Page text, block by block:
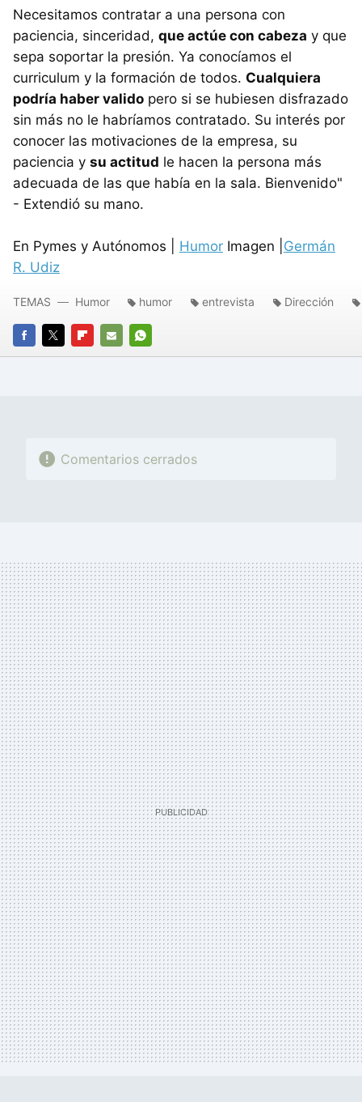
Necesitamos contratar a una persona con
paciencia, sinceridad, que actúe con cabeza y que
sepa soportar la presión. Ya conocíamos el
curriculum y la formación de todos. Cualquiera
podría haber valido pero si se hubiesen disfrazado
sin más no le habríamos contratado. Su interés por
conocer las motivaciones de la empresa, su
paciencia y su actitud le hacen la persona más
adecuada de las que había en la sala. Bienvenido"
- Extendió su mano.
En Pymes y Autónomos | Humor Imagen | Germán
R. Udiz
FACEBOOK
TWITTERFLIPBOARD
E-
WHATSAPP
TEMAS Humor humor entrevista Dirección
Comentarios cerrados